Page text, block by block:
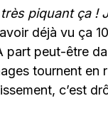
piquant ça !
déjà vu ça
part peut-être
tournent en
c’est